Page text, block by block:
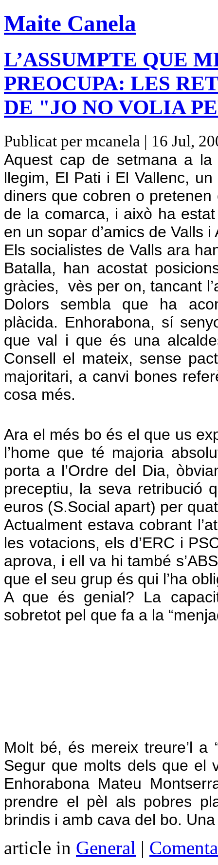
Maite Canela
L’ASSUMPTE QUE
PREOCUPA: LES
DE "JO NO VOLIA
Publicat per mcanela | 16 Jul,
Aquest cap de setmana a la
llegim, El Pati i El Vallenc,
diners que cobren o
de la comarca, i això ha
en un sopar d’amics de Valls i
Els socialistes de Valls ara
Batalla, han acostat
gràcies, vès per on, tancant
Dolors sembla que ha
plàcida. Enhorabona, sí
que val i que és una
Consell el mateix, sense
majoritari, a canvi bones
cosa més.
Ara el més bo és el que us
l’home que té majoria
porta a l’Ordre del Dia,
preceptiu, la seva retribució
euros (S.Social apart) per
Actualment estava cobrant
les votacions, els d’ERC i
aprova, i ell va hi també
que el seu grup és qui l’ha obli
A que és genial? La
sobretot pel que fa a la
Molt bé, és mereix treure’l a
Segur que molts dels que el
Enhorabona Mateu
prendre el pèl als pobres
brindis i amb cava del bo.
article in General |